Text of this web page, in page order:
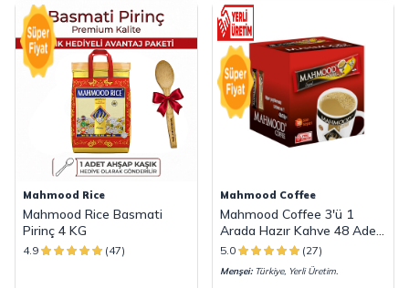
Mahmood Rice
Mahmood Rice Basmati
Pirinç 4 KG
4.9 (47)
Mahmood Coffee
Mahmood Coffee 3'ü 1
Arada Hazır Kahve 48 Adet
x 18 G
5.0 (27)
Menşei:Türkiye, Yerli Üretim.